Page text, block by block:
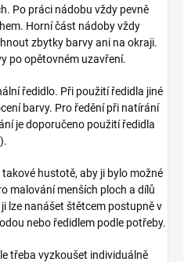
Po práci nádobu vždy pevně
Horní část nádoby vždy
zbytky barvy ani na okraji.
po opětovném uzavření.
ředidlo. Při použití ředidla jiné
barvy. Pro ředění při natírání
je doporučeno použití ředidla
hustotě, aby ji bylo možné
malování menších ploch a dílů
lze nanášet štětcem postupně v
nebo ředidlem podle potřeby.
třeba vyzkoušet individuálně